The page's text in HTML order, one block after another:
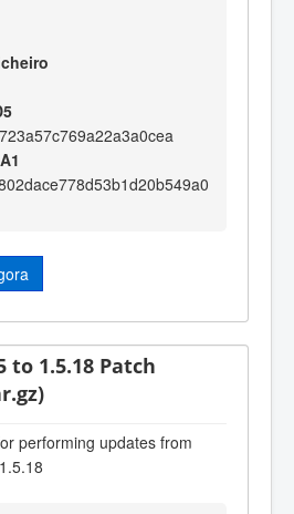
to 1.5.18 Patch
performing updates from